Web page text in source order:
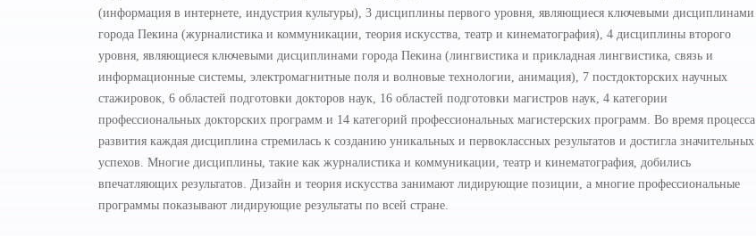
(информация в интернете, индустрия культуры), 3 дисциплины первого уровня, являющиеся ключевыми дисциплинами
города Пекина (журналистика и коммуникации, теория искусства, театр и кинематография), 4 дисциплины второго
уровня, являющиеся ключевыми дисциплинами города Пекина (лингвистика и прикладная лингвистика, связь и
информационные системы, электромагнитные поля и волновые технологии, анимация), 7 постдокторских научных
стажировок, 6 областей подготовки докторов наук, 16 областей подготовки магистров наук, 4 категории
профессиональных докторских программ и 14 категорий профессиональных магистерских программ. Во время процесса
развития каждая дисциплина стремилась к созданию уникальных и первоклассных результатов и достигла значительных
успехов. Многие дисциплины, такие как журналистика и коммуникации, театр и кинематография, добились
впечатляющих результатов. Дизайн и теория искусства занимают лидирующие позиции, а многие профессиональные
программы показывают лидирующие результаты по всей стране.